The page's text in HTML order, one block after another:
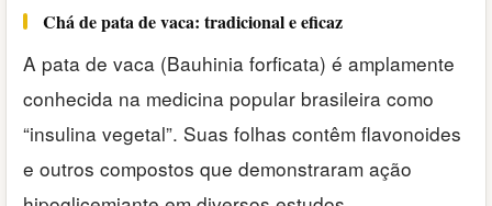
Chá de pata de vaca: tradicional e eficaz
A pata de vaca (Bauhinia forficata) é amplamente
conhecida na medicina popular brasileira como
“insulina vegetal”. Suas folhas contêm flavonoides
e outros compostos que demonstraram ação